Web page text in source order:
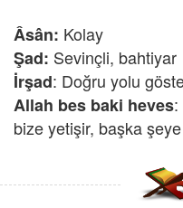
Âsân: Kolay
Şad: Sevinçli, bahtiyar
İrşad: Doğru yolu
Allah bes baki heves
bize yetişir, başka